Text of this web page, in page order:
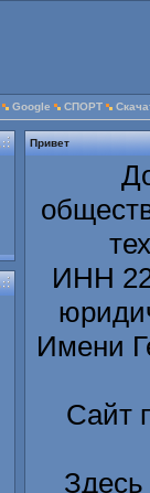
Google СПОРТ
Привет
ИНН
Имени
Сайт
Здесь